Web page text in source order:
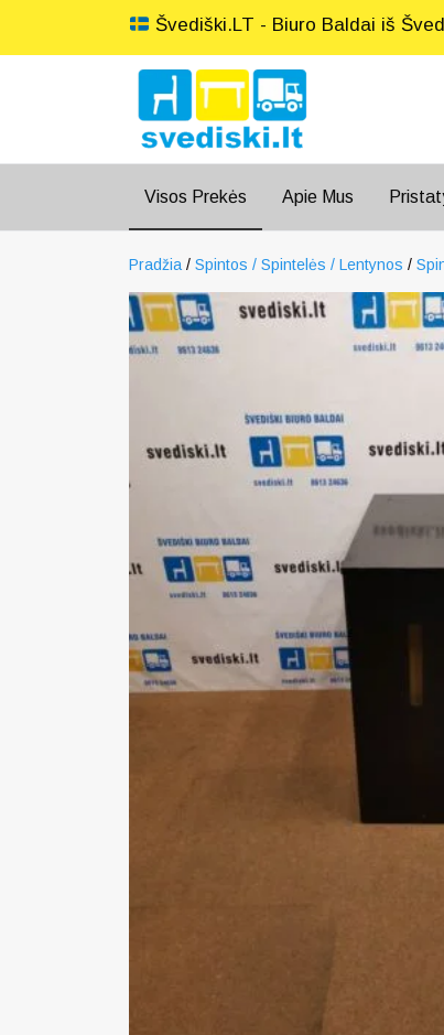
Švediški.LT - Biuro Baldai iš
Visos Prekės Apie Mus
Pradžia / Spintos / Spintelės / Lentynos /